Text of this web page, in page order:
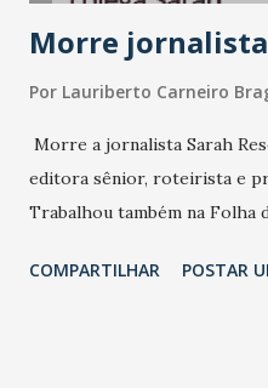
Morre jornalista
Por Lauriberto Carneiro
Morre a jornalista Sarah
editora sênior, roteirista e
Trabalhou também na Folha
COMPARTILHAR POSTAR